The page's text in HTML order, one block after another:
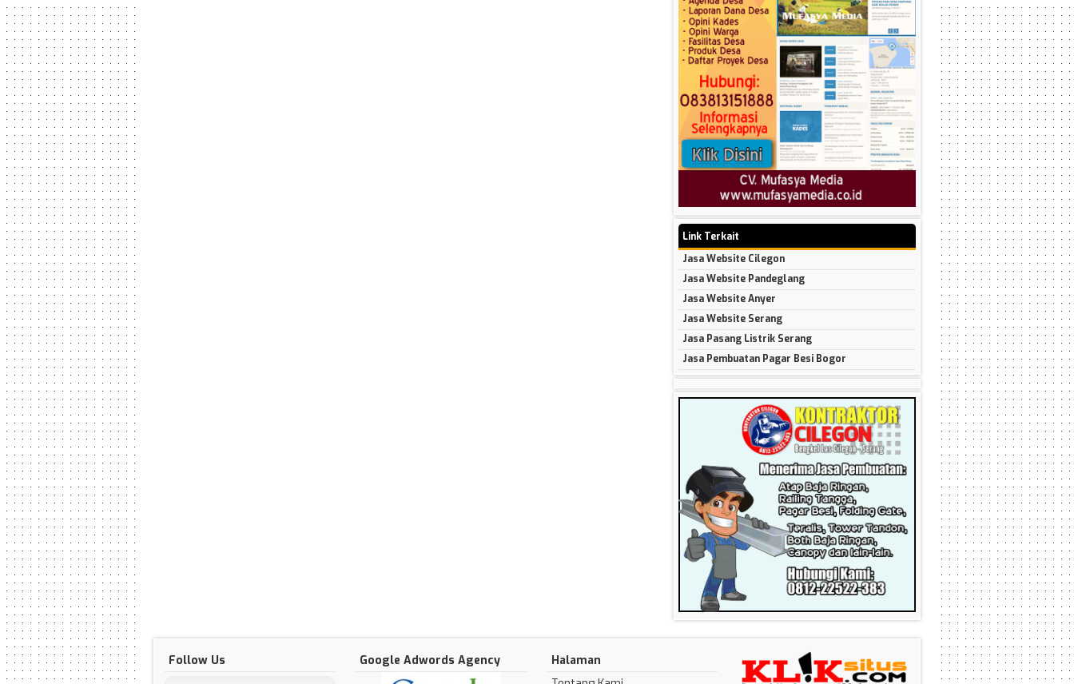
Link Terkait
Jasa Website Cilegon
Jasa Website Pandeglang
Jasa Website Anyer
Jasa Website Serang
Jasa Pasang Listrik Serang
Jasa Pembuatan Pagar Besi Bogor
Follow Us Google Adwords Agency
Halaman